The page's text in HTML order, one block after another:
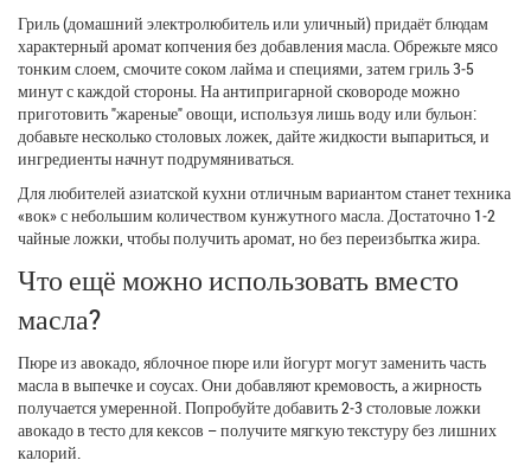
Гриль (домашний электролюбитель или уличный) придаёт блюдам
характерный аромат копчения без добавления масла. Обрежьте мясо
тонким слоем, смочите соком лайма и специями, затем гриль 3‑5
минут с каждой стороны. На антипригарной сковороде можно
приготовить "жареные" овощи, используя лишь воду или бульон:
добавьте несколько столовых ложек, дайте жидкости выпариться, и
ингредиенты начнут подрумяниваться.
Для любителей азиатской кухни отличным вариантом станет техника
«вок» с небольшим количеством кунжутного масла. Достаточно 1‑2
чайные ложки, чтобы получить аромат, но без переизбытка жира.
Что ещё можно использовать вместо
масла?
Пюре из авокадо, яблочное пюре или йогурт могут заменить часть
масла в выпечке и соусах. Они добавляют кремовость, а жирность
получается умеренной. Попробуйте добавить 2‑3 столовые ложки
авокадо в тесто для кексов – получите мягкую текстуру без лишних
калорий.